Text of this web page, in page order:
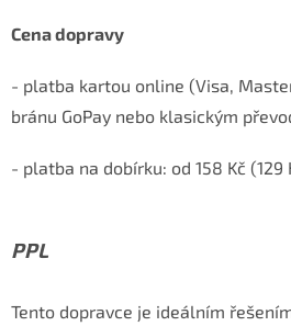
Cena dopravy
- platba kartou online (Visa,
bránu GoPay nebo klasickým
- platba na dobírku: od 158 Kč
PPL
Tento dopravce je ideálním